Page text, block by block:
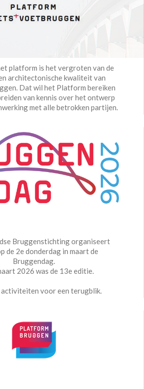
platform is het vergroten van de
architectonische kwaliteit van
Dat wil het Platform bereiken
van kennis over het ontwerp
met alle betrokken partijen.
Bruggenstichting organiseert
de 2e donderdag in maart de
Bruggendag.
2026 was de 13e editie.
activiteiten voor een terugblik.